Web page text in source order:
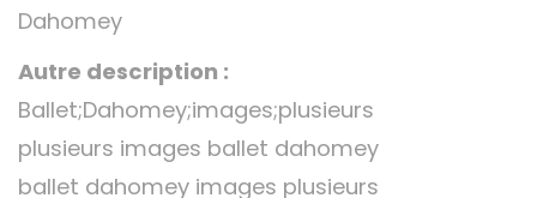
Dahomey
Autre description :
Ballet;Dahomey;images;plusieurs
plusieurs images ballet dahomey
ballet dahomey images plusieurs